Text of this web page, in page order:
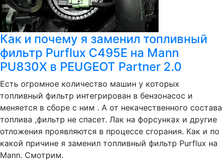
Как и почему я заменил топливный
фильтр Purflux C495E на Mann
PU830X в PEUGEOT Partner 2.0
Есть огромное количество машин у которых
топливный фильтр интегрирован в бензонасос и
меняется в сборе с ним . А от некачественного состава
топлива ,фильтр не спасет. Лак на форсунках и другие
отложения проявляются в процессе сгорания. Как и по
какой причине я заменил топливный фильтр Purflux на
Mann. Смотрим.